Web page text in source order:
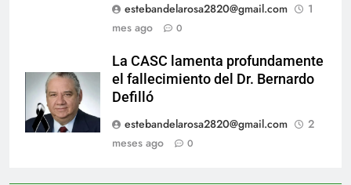
estebandelarosa2820@gmail.com
1
mes ago
0
La CASC lamenta profundamente
el fallecimiento del Dr. Bernardo
Defilló
estebandelarosa2820@gmail.com
2
meses ago
0